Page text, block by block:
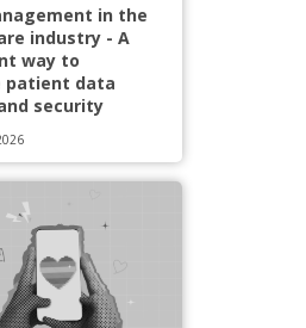
in the
industry - A
way to
patient data
security